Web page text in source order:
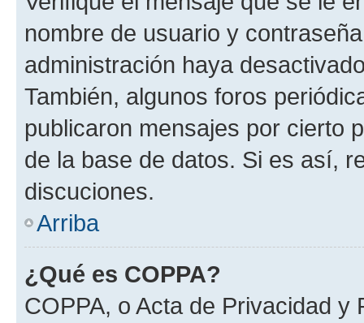
nombre de usuario y
administración haya
También, algunos foros
publicaron mensajes por cierto
de la base de datos. Si es así,
discuciones.
Arriba
¿Qué es COPPA?
COPPA, o Acta de Privacidad